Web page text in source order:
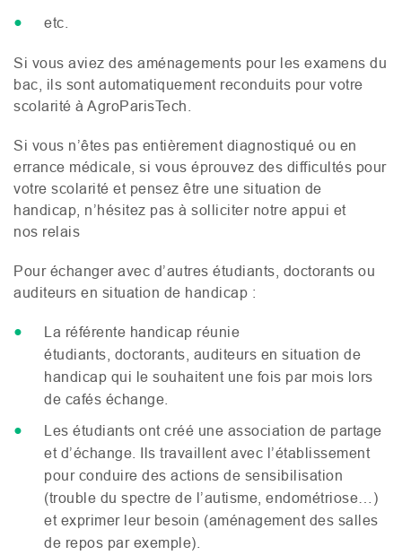
etc.
Si vous aviez des aménagements pour les examens du
bac, ils sont automatiquement reconduits pour votre
scolarité à AgroParisTech.
Si vous n’êtes pas entièrement diagnostiqué ou en
errance médicale, si vous éprouvez des difficultés pour
votre scolarité et pensez être une situation de
handicap, n’hésitez pas à solliciter notre appui et
nos relais
Pour échanger avec d’autres étudiants, doctorants ou
auditeurs en situation de handicap :
La référente handicap réunie
étudiants, doctorants, auditeurs en situation de
handicap qui le souhaitent une fois par mois lors
de cafés échange.
Les étudiants ont créé une association de partage
et d’échange. Ils travaillent avec l’établissement
pour conduire des actions de sensibilisation
(trouble du spectre de l’autisme, endométriose…)
et exprimer leur besoin (aménagement des salles
de repos par exemple).